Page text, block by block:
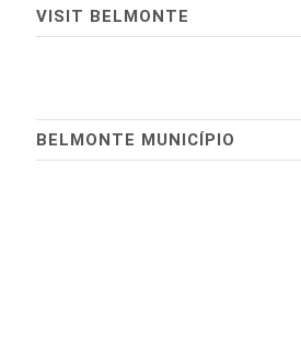
VISIT BELMONTE
BELMONTE MUNICÍPIO